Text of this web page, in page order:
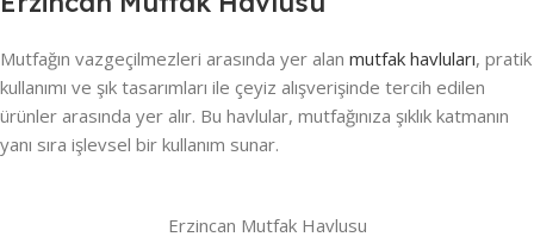
Mutfağın vazgeçilmezleri arasında yer alan mutfak havluları, pratik
kullanımı ve şık tasarımları ile çeyiz alışverişinde tercih edilen
ürünler arasında yer alır. Bu havlular, mutfağınıza şıklık katmanın
yanı sıra işlevsel bir kullanım sunar.
Erzincan Mutfak Havlusu